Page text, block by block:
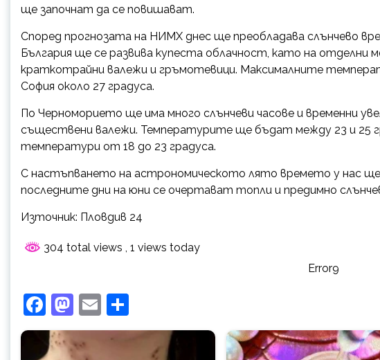
ще започнат да се повишават.
Според прогнозата на НИМХ днес ще преобладава слънчево
България ще се развива купеста облачност, като на отделни
краткотрайни валежи и гръмотевици. Максималните
София около 27 градуса.
По Черноморието ще има много слънчеви часове и временни
съществени валежи. Температурите ще бъдат между 23 и 25
температури от 18 до 23 градуса.
С настъпването на астрономическото лято времето у нас
последните дни на юни се очертават топли и предимно
Източник: Пловдив 24
304 total views , 1 views today
Error9
Facebook
Mastodon
Email